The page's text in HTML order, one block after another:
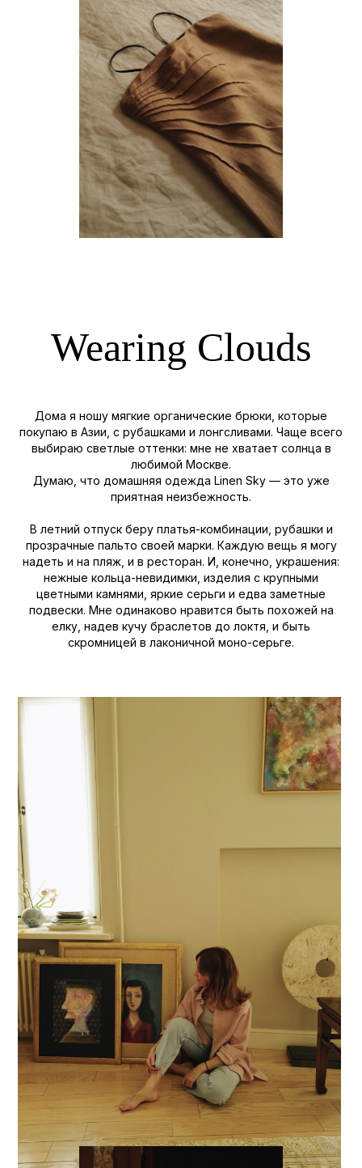
Wearing Clouds
Дома я ношу мягкие органические брюки, которые
покупаю в Азии, с рубашками и лонгсливами. Чаще всего
выбираю светлые оттенки: мне не хватает солнца в
любимой Москве.
Думаю, что домашняя одежда Linen Sky — это уже
приятная неизбежность.
В летний отпуск беру платья-комбинации, рубашки и
прозрачные пальто своей марки. Каждую вещь я могу
надеть и на пляж, и в ресторан. И, конечно, украшения:
нежные кольца-невидимки, изделия с крупными
цветными камнями, яркие серьги и едва заметные
подвески. Мне одинаково нравится быть похожей на
елку, надев кучу браслетов до локтя, и быть
скромницей в лаконичной моно-серьге.